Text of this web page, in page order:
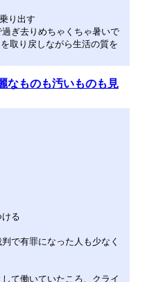
り出す
ぎ去りめちゃくちゃ暑いで
取り戻しながら生活の質を
なものも汚いものも見
る
で有罪になった人も少なく
て働いていたころ、クライ